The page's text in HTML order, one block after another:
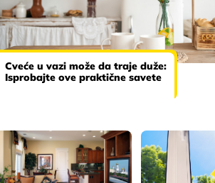
Cveće u vazi može da traje duže:
Isprobajte ove praktične savete